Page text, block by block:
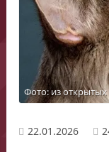
Фото: из
22.01.2026